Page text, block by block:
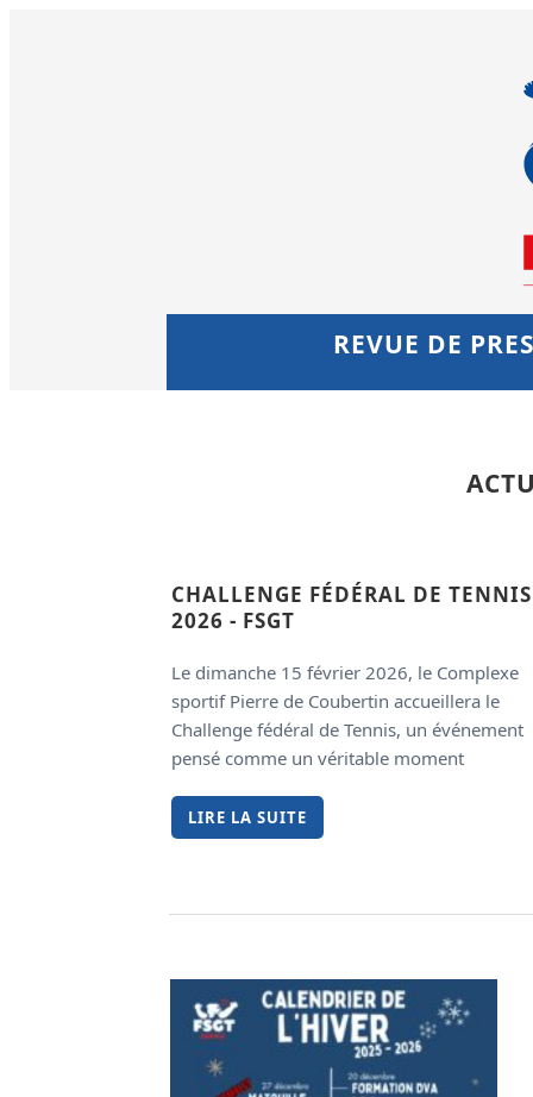
REVUE DE
CHALLENGE FÉDÉRAL DE TENNIS
2026 - FSGT
Le dimanche 15 février 2026, le Complexe
sportif Pierre de Coubertin accueillera le
Challenge fédéral de Tennis, un événement
pensé comme un véritable moment
LIRE LA SUITE